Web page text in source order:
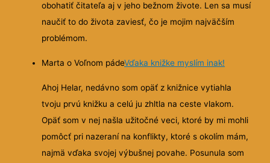
obohatiť čitateľa aj v jeho bežnom živote. Len sa musí
naučiť to do života zaviesť, čo je mojim najväčším
problémom.
Marta o Voľnom pádeVďaka knižke myslím inak!
Ahoj Helar, nedávno som opäť z knižnice vytiahla
tvoju prvú knižku a celú ju zhltla na ceste vlakom.
Opäť som v nej našla užitočné veci, ktoré by mi mohli
pomôcť pri nazeraní na konflikty, ktoré s okolím mám,
najmä vďaka svojej výbušnej povahe. Posunula som